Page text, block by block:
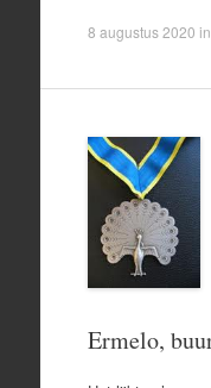
8 augustus 2020 in
Ermelo,